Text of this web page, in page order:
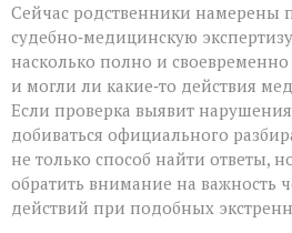
Сейчас родственники намерены
судебно‑медицинскую
насколько полно и
и могли ли какие‑то действия
Если проверка выявит
добиваться официального
не только способ найти ответы,
обратить внимание на важность
действий при подобных